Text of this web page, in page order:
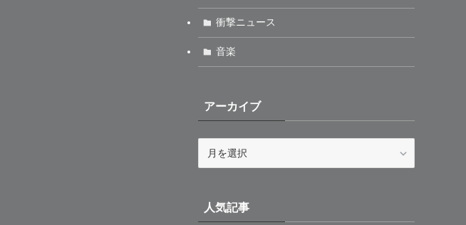
衝撃ニュース
音楽
アーカイブ
ブ人気記事